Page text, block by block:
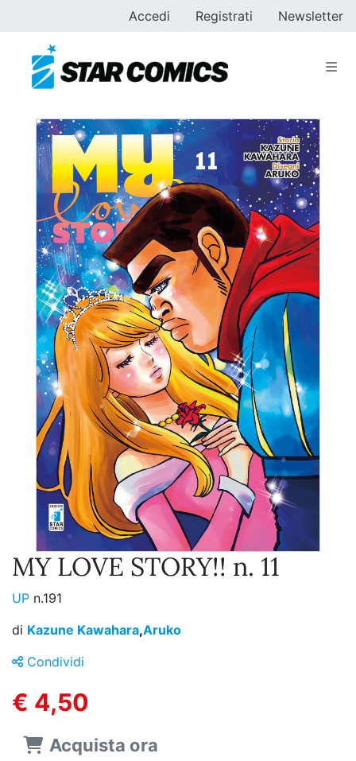
Accedi Registrati Newsletter
MY LOVE STORY!! n. 11
UP n.191
di Kazune Kawahara,Aruko
Condividi
€ 4,50
Acquista ora